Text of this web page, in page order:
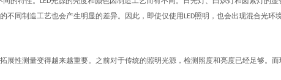
的不同制造工艺也会产生明显的差异。因此，即使仅使用 LED照明，也会出现混合光环
展性测量变得越来越重要。之前对于传统的照明光源，检测照度和亮度已经足够。而